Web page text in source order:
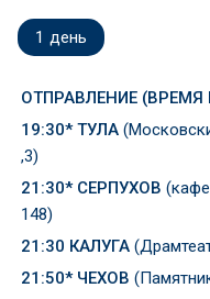
1 день
ОТПРАВЛЕНИЕ
19:30* ТУЛА
,3)
21 :30* СЕРПУХОВ
148)
21:30 КАЛУГА
21:50* ЧЕХОВ